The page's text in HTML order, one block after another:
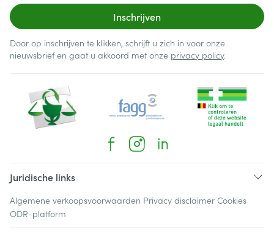
Inschrijven
Door op inschrijven te klikken, schrijft u zich in voor onze
nieuwsbrief en gaat u akkoord met onze privacy policy.
Juridische links
Algemene verkoopsvoorwaarden Privacy disclaimer Cookies
ODR-platform